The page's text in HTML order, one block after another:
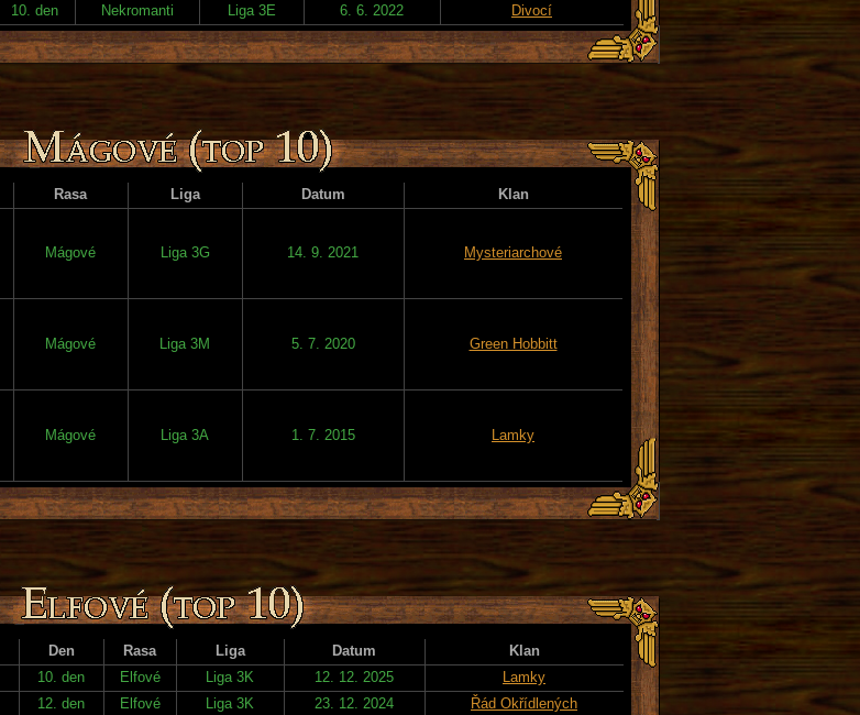
10. den Nekromanti Liga 3E 6. 6. 2022 Divocí
Rasa Liga Datum Klan
Mágové Liga 3G 14. 9. 2021 Mysteriarchové
Mágové Liga 3M 5. 7. 2020 Green Hobbitt
Mágové Liga 3A 1. 7. 2015 Lamky
Den Rasa Liga Datum
Klan
10. den Elfové Liga 3K 12. 12. 2025
Lamky
12. den Elfové Liga 3K 23. 12. 2024 Řád Okřídlených